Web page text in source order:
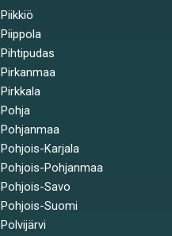
Piikkiö
Piippola
Pihtipudas
Pirkanmaa
Pirkkala
Pohja
Pohjanmaa
Pohjois-Karjala
Pohjois-Pohjanmaa
Pohjois-Savo
Pohjois-Suomi
Polvijärvi